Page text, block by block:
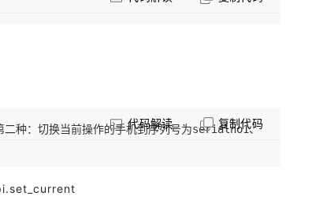
种：切换当前操作的手机到序列号为serialno1、
代码解读 复制代码